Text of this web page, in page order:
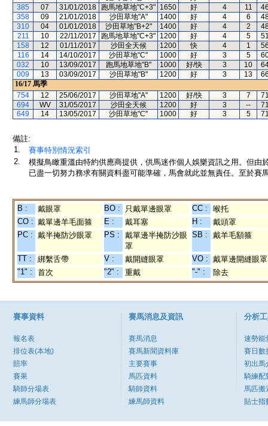
385
07 31/01/2018 跑馬地草地"C+3" 1650 好 4 11
358
09 21/01/2018 沙田草地"A" 1400 好 4 6
310
04 01/01/2018 沙田草地"B+2" 1400 好 4 2
211
10 22/11/2017 跑馬地草地"C+3" 1200 好 4 5
158
12 01/11/2017 沙田全天候 1200 快 4 1
116
14 14/10/2017 沙田草地"C" 1000 好 3 5
032
10 13/09/2017 跑馬地草地"B" 1000 好/快 3 10
009
13 03/09/2017 沙田草地"B" 1200 好 3 13
16/17 馬季
754
12 25/06/2017 沙田草地"A" 1200 好/快 3 7
694
WV 31/05/2017 沙田全天候 1200 好 3 --
649
14 13/05/2017 沙田草地"C" 1000 好 3 5
備註:
1.
賽事特別情況索引
2.
模擬鳥瞰重溫由特約供應商提供，供馬迷作個人娛樂資訊之用。但
已盡一切努力務求有關資料盡可能準確，馬會就此並無責任。至於賽
B : 戴眼罩 BO : 只戴單邊眼罩 CC :
喉托
CO : 戴單邊羊毛面箍 E : 戴耳塞 H :
戴頭罩
PC : 戴半掩防沙眼罩 PS :
戴單邊半掩防沙眼
罩
SB : 戴羊毛額箍
TT : 綁繫舌帶 V : 戴開縫眼罩 VO : 戴單邊開縫眼罩
"1" :
首次 "2" : 重戴 "-" : 除去
賽事資料
報名表
排位表(本地)
賠率
賽果
騎師分場表
練馬師分場表
賽馬消息及資訊
賽馬消息
賽馬新聞資料庫
主要賽事
馬匹資料
騎師資料
練馬師資料
分析
速勢能
賽日數
初出馬
騎練配
馬匹搬
貼士指